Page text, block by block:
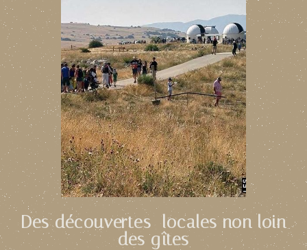
Des découvertes locales non loin
des gîtes